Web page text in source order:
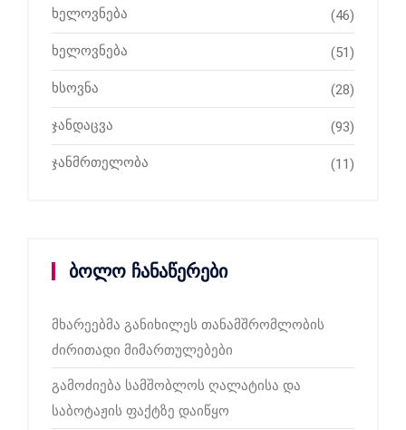
ხელოვნება (46)
ხელოვნება (51)
ხსოვნა (28)
ჯანდაცვა (93)
ჯანმრთელობა (11)
ბოლო ჩანაწერები
მხარეებმა განიხილეს თანამშრომლობის
ძირითადი მიმართულებები
გამოძიება სამშობლოს ღალატისა და
საბოტაჟის ფაქტზე დაიწყო